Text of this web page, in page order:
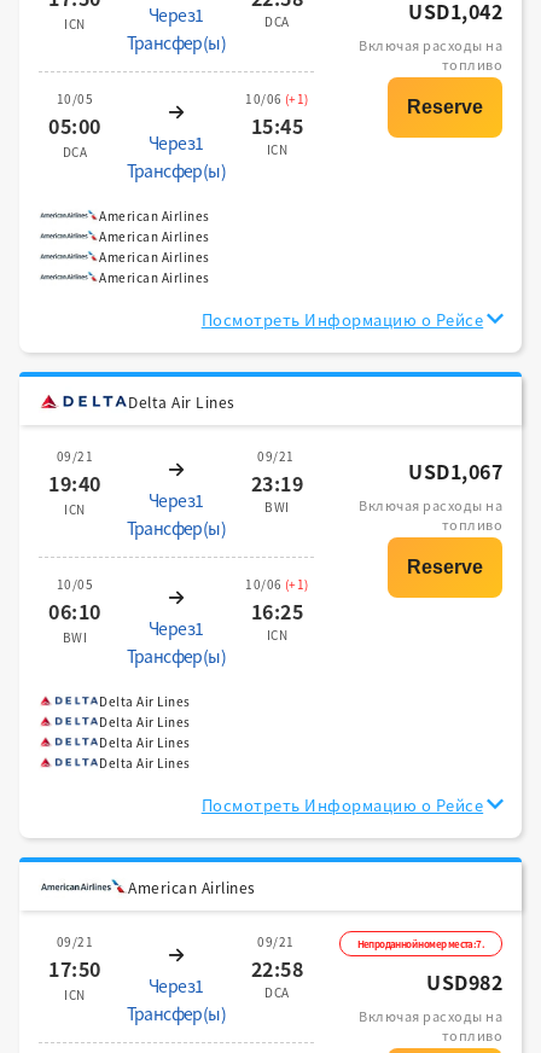
ICN
Через1
Трансфер(ы)
DCA
10/05
05:00
DCA
Через1
Трансфер(ы)
10/06 (+1)
15:45
ICN
USD1,042
Включая расходы на
топливо
American Airlines
American Airlines
American Airlines
American Airlines
Посмотреть Информацию о Рейсе
Delta Air Lines
09/21
19:40
ICN
Через1
Трансфер(ы)
09/21
23:19
BWI
10/05
06:10
BWI
Через1
Трансфер(ы)
10/06 (+1)
16:25
ICN
USD1,067
Включая расходы на
топливо
Delta Air Lines
Delta Air Lines
Delta Air Lines
Delta Air Lines
Посмотреть Информацию о Рейсе
American Airlines
09/21
17:50
ICN
Через1
Трансфер(ы)
09/21
22:58
DCA
Непроданной номер места:7.
USD982
Включая расходы на
топливо